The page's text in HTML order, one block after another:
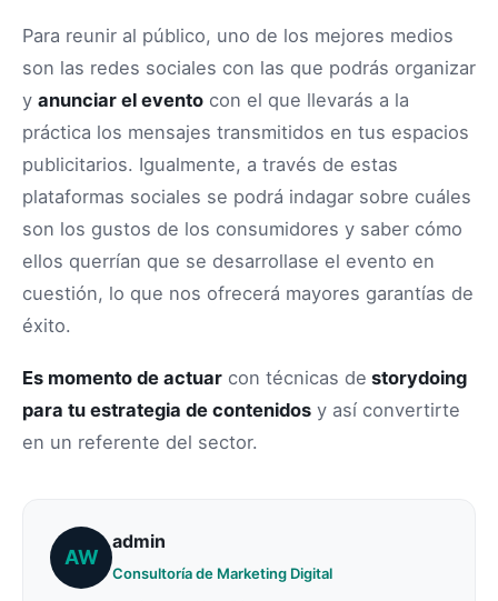
Para reunir al público, uno de los mejores medios
son las redes sociales con las que podrás organizar
y anunciar el evento con el que llevarás a la
práctica los mensajes transmitidos en tus espacios
publicitarios. Igualmente, a través de estas
plataformas sociales se podrá indagar sobre cuáles
son los gustos de los consumidores y saber cómo
ellos querrían que se desarrollase el evento en
cuestión, lo que nos ofrecerá mayores garantías de
éxito.
Es momento de actuar con técnicas de storydoing
para tu estrategia de contenidos y así convertirte
en un referente del sector.
AW
admin
Consultoría de Marketing Digital